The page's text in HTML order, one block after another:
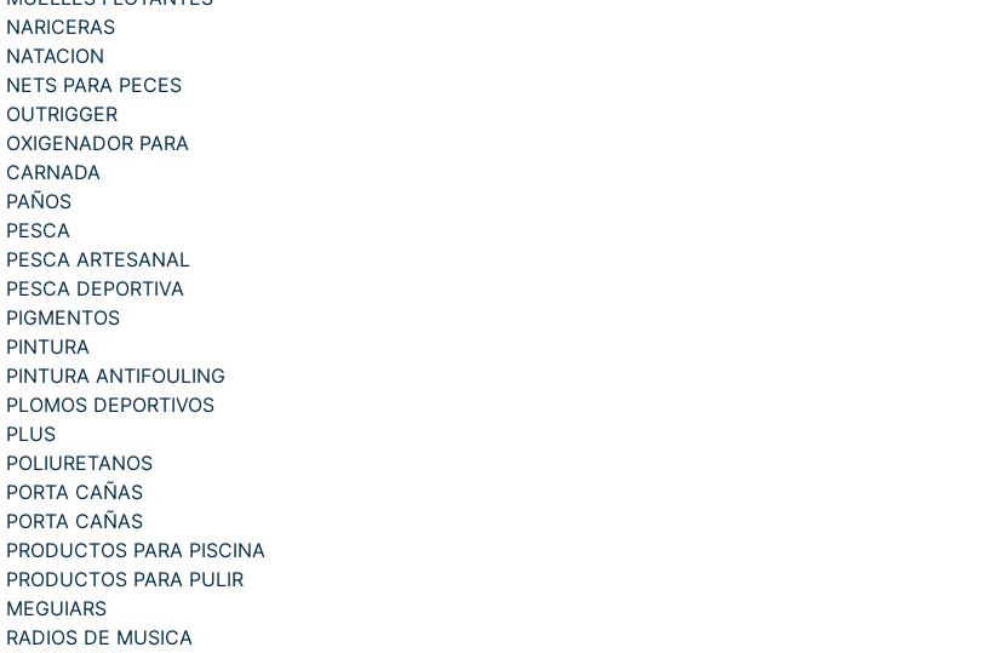
NARICERAS
NATACION
NETS PARA PECES
OUTRIGGER
OXIGENADOR PARA
CARNADA
PAÑOS
PESCA
PESCA ARTESANAL
PESCA DEPORTIVA
PIGMENTOS
PINTURA
PINTURA ANTIFOULING
PLOMOS DEPORTIVOS
PLUS
POLIURETANOS
PORTA CAÑAS
PORTA CAÑAS
PRODUCTOS PARA PISCINA
PRODUCTOS PARA PULIR
MEGUIARS
RADIOS DE MUSICA